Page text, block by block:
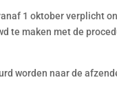
1 oktober verplicht
te maken met de
worden naar de